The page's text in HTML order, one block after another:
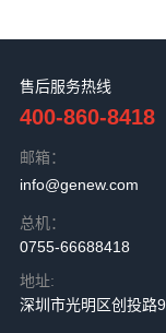
售后服务热线
400-860-8418
邮箱：
info@genew.com
总机：
0755-66688418
地址:
深圳市光明区创投路